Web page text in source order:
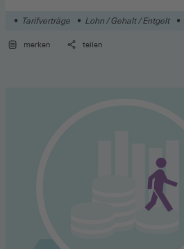
Tarifverträge Lohn / Gehalt / Entgelt
merken teilen